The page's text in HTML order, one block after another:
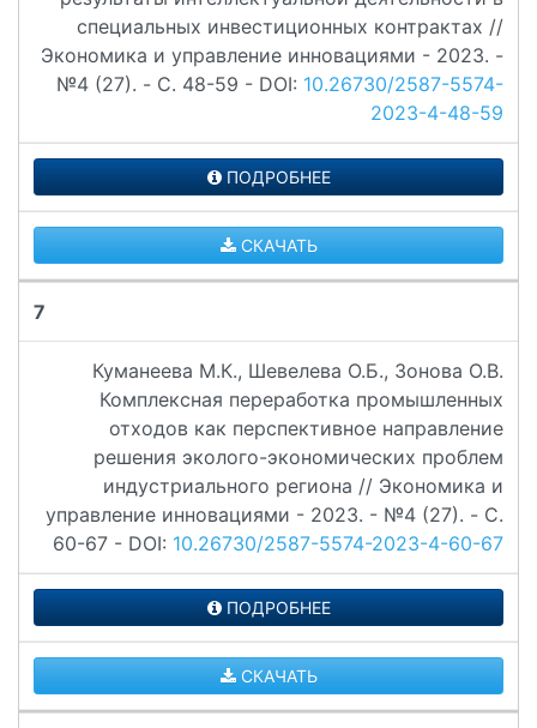
специальных инвестиционных контрактах //
Экономика и управление инновациями - 2023. -
№4 (27). - C. 48-59 - DOI: 10.26730/2587-5574-
2023-4-48-59
ПОДРОБНЕЕ
СКАЧАТЬ
7
Куманеева М.К., Шевелева О.Б., Зонова О.В.
Комплексная переработка промышленных
отходов как перспективное направление
решения эколого-экономических проблем
индустриального региона // Экономика и
управление инновациями - 2023. - №4 (27). - C.
60-67 - DOI: 10.26730/2587-5574-2023-4-60-67
ПОДРОБНЕЕ
СКАЧАТЬ